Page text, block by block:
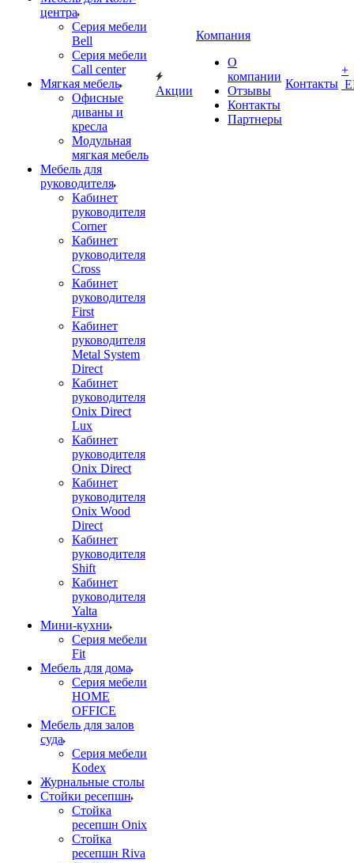
центра
Серия мебели
Bell
Серия мебели
Call center
Мягкая мебель
Офисные
диваны и
кресла
Модульная
мягкая мебель
Мебель для
руководителя
Кабинет
руководителя
Corner
Кабинет
руководителя
Cross
Кабинет
руководителя
First
Кабинет
руководителя
Metal System
Direct
Кабинет
руководителя
Onix Direct
Lux
Кабинет
руководителя
Onix Direct
Кабинет
руководителя
Onix Wood
Direct
Кабинет
руководителя
Shift
Кабинет
руководителя
Yalta
Мини-кухни
Серия мебели
Fit
Мебель для дома
Серия мебели
HOME
OFFICE
Мебель для залов
суда
Серия мебели
Kodex
Журнальные столы
Стойки ресепшн
Стойка
ресепшн Onix
Стойка
ресепшн Riva
Акции
Компания
О
компании
Отзывы
Контакты
Партнеры
Контакты
+